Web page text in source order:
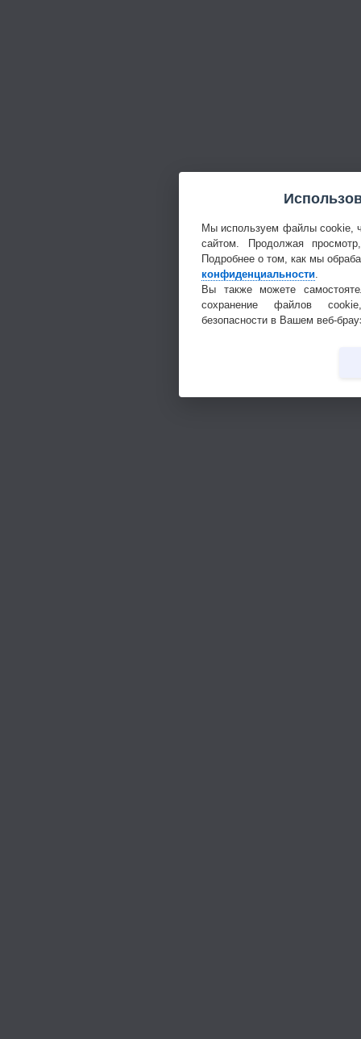
Мы используем файлы cookie,
сайтом. Продолжая
Подробнее о том, как мы
конфиденциальности
Вы также можете
сохранение файлов
безопасности в Вашем веб-